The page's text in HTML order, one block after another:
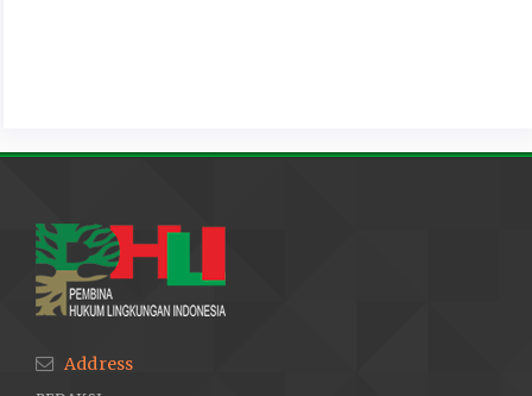
Address